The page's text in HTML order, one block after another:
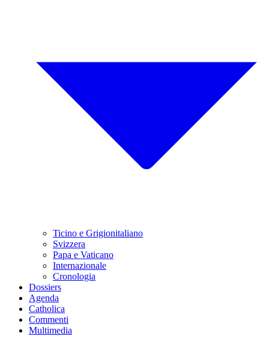
Ticino e Grigionitaliano
Svizzera
Papa e Vaticano
Internazionale
Cronologia
Dossiers
Agenda
Catholica
Commenti
Multimedia